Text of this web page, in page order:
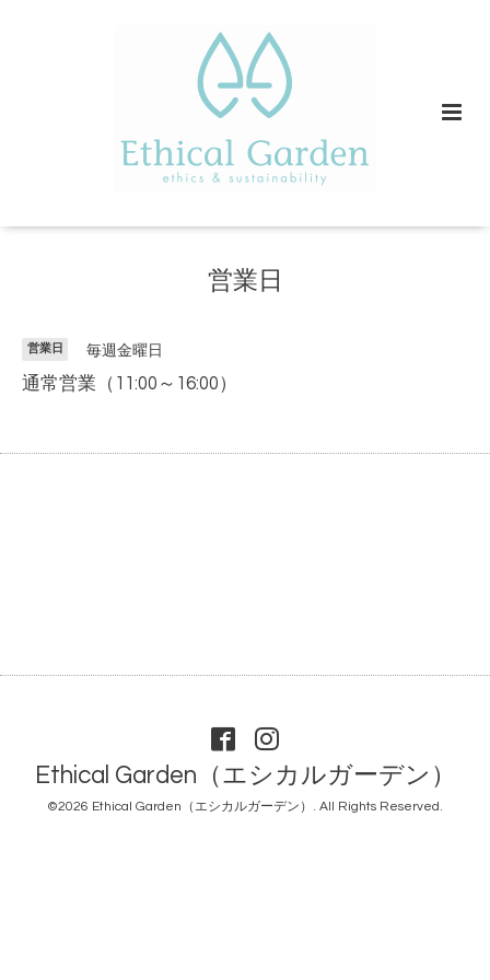
営業日
営業日 毎週金曜日
通常営業（11:00～16:00）
Ethical Garden（エシカルガーデン）
©2026 Ethical Garden（エシカルガーデン） . All Rights Reserved.